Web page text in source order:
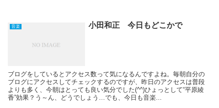
音楽 小田和正 今日もどこかで
ブログをしているとアクセス数って気になるんですよね。毎朝自分の
ブログにアクセスしてチェックするのですが、昨日のアクセスは普段
よりも多く、今朝はとっても良い気分でした(^^)ひょっとして“平原綾
香”効果？う～ん、どうでしょう…でも、今日も音楽...